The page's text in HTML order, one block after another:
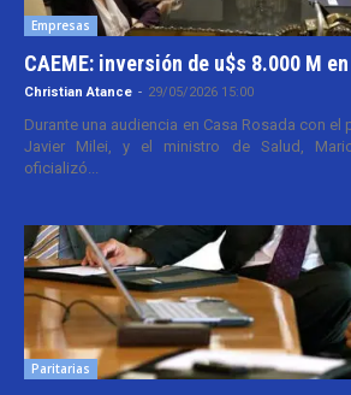
Empresas
CAEME: inversión de u$s 8.000 M
Christian Atance - 29/05/2026 15:00
Durante una audiencia en Casa Rosada con el
Javier Milei, y el ministro de Salud,
oficializó...
Paritarias